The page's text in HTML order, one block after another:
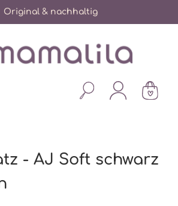
& nachhaltig
- AJ Soft schwarz